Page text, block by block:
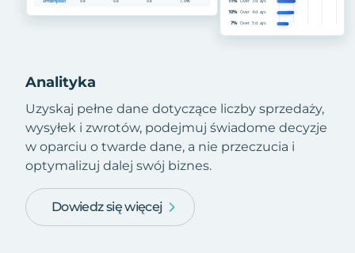
Analityka
Uzyskaj pełne dane dotyczące liczby sprzedaży,
wysyłek i zwrotów, podejmuj świadome decyzje
w oparciu o twarde dane, a nie przeczucia i
optymalizuj dalej swój biznes.
Dowiedz się więcej